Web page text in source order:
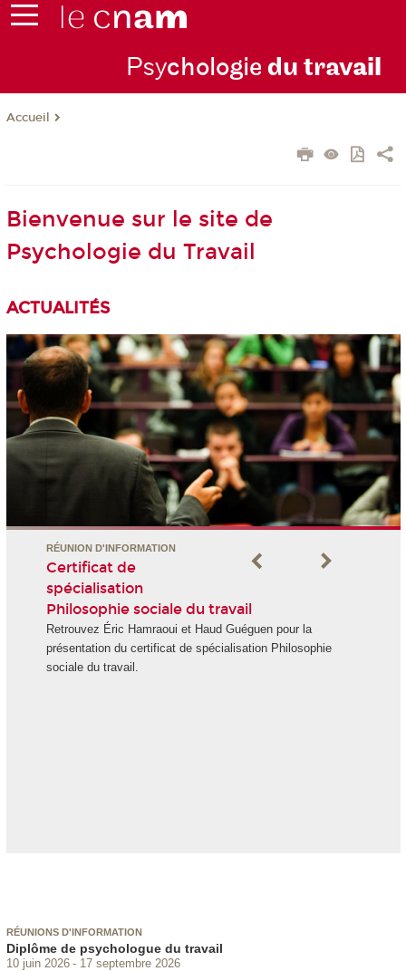
Psychologie du travail
Accueil
Bienvenue sur le site de
Psychologie du Travail
ACTUALITÉS
RÉUNION D'INFORMATION
Certificat de
spécialisation
Philosophie sociale du travail
Retrouvez Éric Hamraoui et Haud Guéguen pour la
présentation du certificat de spécialisation Philosophie
sociale du travail.
RÉUNIONS D'INFORMATION
Diplôme de psychologue du travail
10 juin 2026
17 septembre 2026